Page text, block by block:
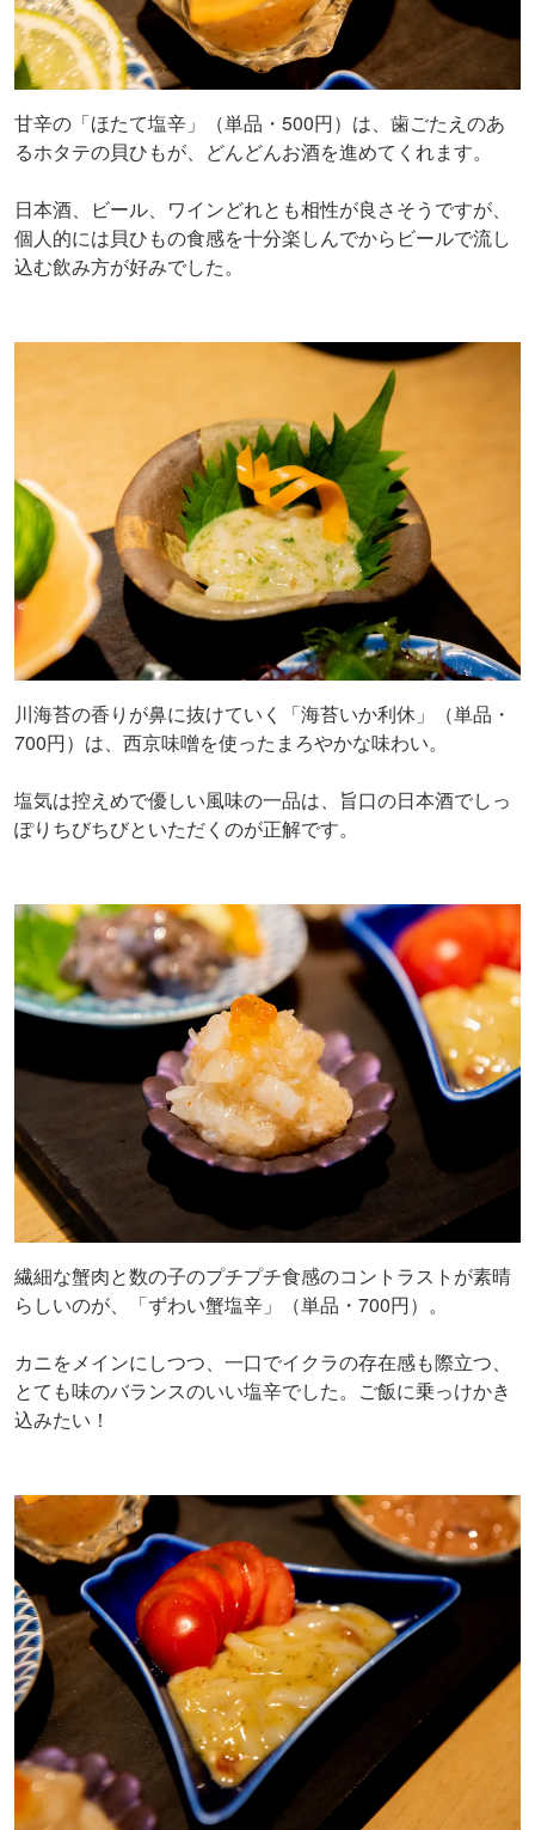
甘辛の「ほたて塩辛」（単品・500円）は、歯ごたえのあ
るホタテの貝ひもが、どんどんお酒を進めてくれます。
日本酒、ビール、ワインどれとも相性が良さそうですが、
個人的には貝ひもの食感を十分楽しんでからビールで流し
込む飲み方が好みでした。
川海苔の香りが鼻に抜けていく「海苔いか利休」（単品・
700円）は、西京味噌を使ったまろやかな味わい。
塩気は控えめで優しい風味の一品は、旨口の日本酒でしっ
ぽりちびちびといただくのが正解です。
繊細な蟹肉と数の子のプチプチ食感のコントラストが素晴
らしいのが、「ずわい蟹塩辛」（単品・700円）。
カニをメインにしつつ、一口でイクラの存在感も際立つ、
とても味のバランスのいい塩辛でした。ご飯に乗っけかき
込みたい！